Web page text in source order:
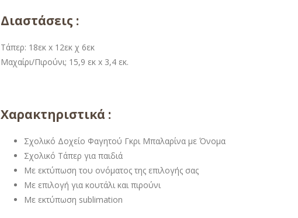
Διαστάσεις :
Τάπερ: 18εκ x 12εκ χ 6εκ
Μαχαίρι/Πιρούνι; 15,9 εκ x 3,4 εκ.
Χαρακτηριστικά :
Σχολικό Δοχείο Φαγητού Γκρι Μπαλαρίνα με Όνομα
Σχολικό Τάπερ για παιδιά
Με εκτύπωση του ονόματος της επιλογής σας
Με επιλογή για κουτάλι και πιρούνι
Με εκτύπωση sublimation